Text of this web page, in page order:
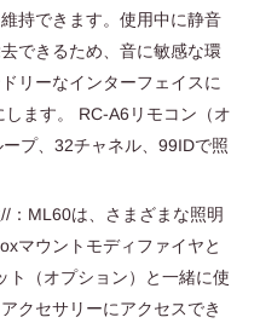
持できます。使用中に静音
できるため、音に敏感な環
リーなインターフェイスに
ます。 RC-A6リモコン（オ
プ、32チャネル、99IDで照
：ML60は、さまざまな照明
マウントモディファイヤと
ト（オプション）と一緒に使
クセサリーにアクセスでき